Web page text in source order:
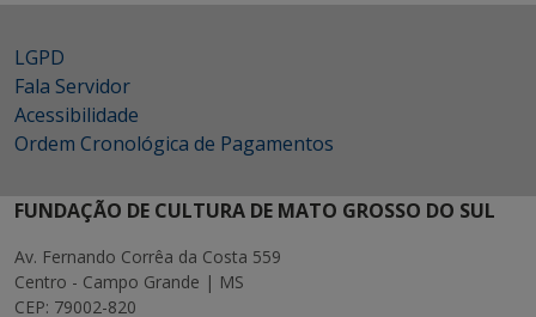
LGPD
Fala Servidor
Acessibilidade
Ordem Cronológica de Pagamentos
FUNDAÇÃO DE CULTURA DE MATO GROSSO DO SUL
Av. Fernando Corrêa da Costa 559
Centro - Campo Grande | MS
CEP: 79002-820